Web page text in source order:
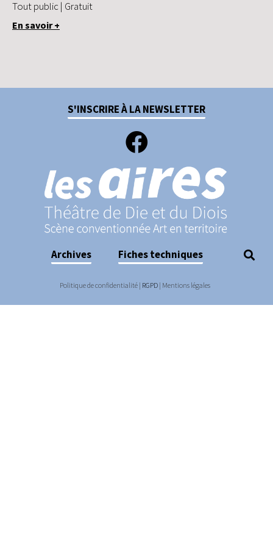
Tout public | Gratuit
En savoir +
S'INSCRIRE À LA NEWSLETTER
Archives Fiches techniques
Politique de confidentialité | RGPD | Mentions légales